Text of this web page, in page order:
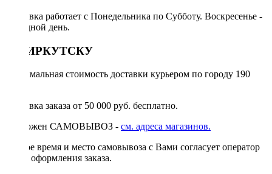
Доставка работает с Понедельника по Субботу. Воскресенье -
выходной день.
ПО ИРКУТСКУ
Минимальная стоимость доставки курьером по городу 190
Доставка заказа от 50 000 руб. бесплатно.
Возможен САМОВЫВОЗ - см. адреса магазинов.
Точное время и место самовывоза с Вами согласует оператор
после оформления заказа.